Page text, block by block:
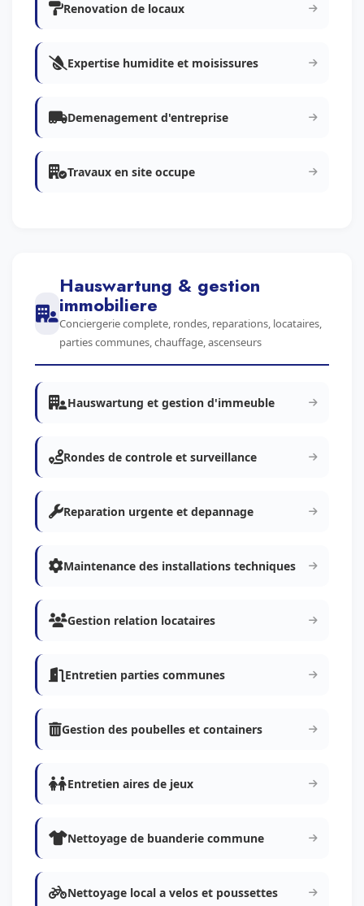
Renovation de locaux
Expertise humidite et moisissures
Demenagement d'entreprise
Travaux en site occupe
Hauswartung & gestion
immobiliere
Conciergerie complete, rondes, reparations, locataires,
parties communes, chauffage, ascenseurs
Hauswartung et gestion d'immeuble
Rondes de controle et surveillance
Reparation urgente et depannage
Maintenance des installations techniques
Gestion relation locataires
Entretien parties communes
Gestion des poubelles et containers
Entretien aires de jeux
Nettoyage de buanderie commune
Nettoyage local a velos et poussettes